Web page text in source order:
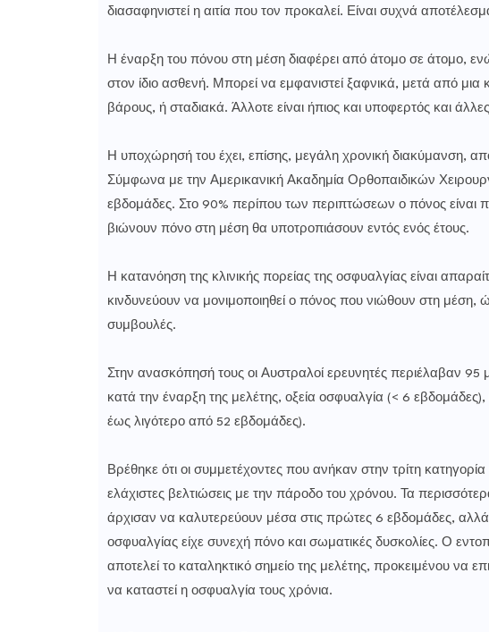
διασαφηνιστεί η αιτία που τον προκαλεί. Είναι συχνά
Η έναρξη του πόνου στη μέση διαφέρει από άτομο σε άτομο, ενώ
στον ίδιο ασθενή. Μπορεί να εμφανιστεί ξαφνικά, μετά από
βάρους, ή σταδιακά. Άλλοτε είναι ήπιος και υποφερτός και
Η υποχώρησή του έχει, επίσης, μεγάλη χρονική διακύμανση,
Σύμφωνα με την Αμερικανική Ακαδημία Ορθοπαιδικών
εβδομάδες. Στο 90% περίπου των περιπτώσεων ο πόνος
βιώνουν πόνο στη μέση θα υποτροπιάσουν εντός ενός έτους.
Η κατανόηση της κλινικής πορείας της οσφυαλγίας είναι
κινδυνεύουν να μονιμοποιηθεί ο πόνος που νιώθουν στη μέση,
συμβουλές.
Στην ανασκόπησή τους οι Αυστραλοί ερευνητές περιέλαβαν 95
κατά την έναρξη της μελέτης, οξεία οσφυαλγία (< 6
έως λιγότερο από 52 εβδομάδες).
Βρέθηκε ότι οι συμμετέχοντες που ανήκαν στην τρίτη
ελάχιστες βελτιώσεις με την πάροδο του χρόνου. Τα
άρχισαν να καλυτερεύουν μέσα στις πρώτες 6 εβδομάδες,
οσφυαλγίας είχε συνεχή πόνο και σωματικές δυσκολίες. Ο
αποτελεί το καταληκτικό σημείο της μελέτης, προκειμένου
να καταστεί η οσφυαλγία τους χρόνια.